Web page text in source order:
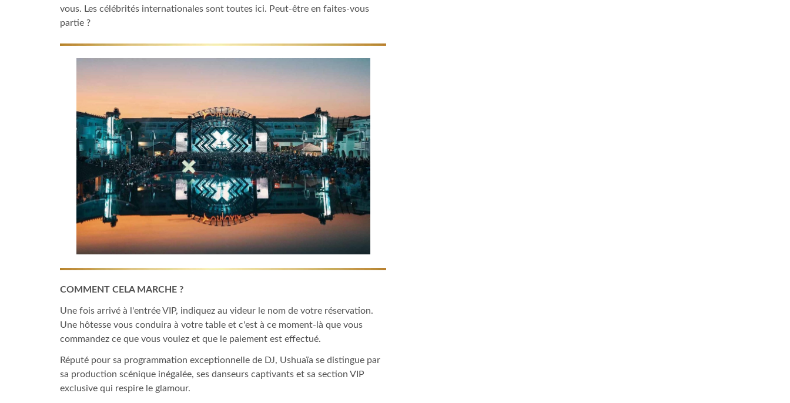
vous. Les célébrités internationales sont toutes ici. Peut-être en faites-vous
partie ?
COMMENT CELA MARCHE ?
Une fois arrivé à l'entrée VIP, indiquez au videur le nom de votre réservation.
Une hôtesse vous conduira à votre table et c'est à ce moment-là que vous
commandez ce que vous voulez et que le paiement est effectué.
Réputé pour sa programmation exceptionnelle de DJ, Ushuaïa se distingue par
sa production scénique inégalée, ses danseurs captivants et sa section VIP
exclusive qui respire le glamour.